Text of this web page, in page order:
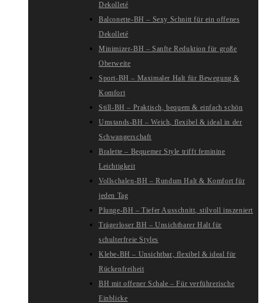
Dekolleté
Balconette-BH – Sexy Schnitt für ein offenes
Dekolleté
Minimizer-BH – Sanfte Reduktion für große
Oberweite
Sport-BH – Maximaler Halt für Bewegung &
Komfort
Still-BH – Praktisch, bequem & einfach schön
Umstands-BH – Weich, flexibel & ideal in der
Schwangerschaft
Bralette – Bequemer Style trifft feminine
Leichtigkeit
Vollschalen-BH – Rundum Halt & Komfort für
jeden Tag
Plunge-BH – Tiefer Ausschnitt, stilvoll inszeniert
Trägerloser BH – Unsichtbarer Halt für
schulterfreie Styles
Klebe-BH – Unsichtbar, flexibel & ideal für
Rückenfreiheit
BH mit offener Schale – Für verführerische
Einblicke